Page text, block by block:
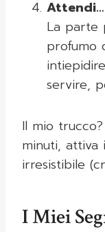
La parte
profumo
servire,
Il mio
minuti,
irresistibile
I Miei